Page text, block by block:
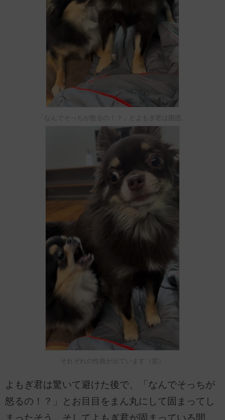
「なんでそっちが怒るの！？」とよもぎ君は困惑…
それぞれの性格が出ています（笑）
よもぎ君は驚いて避けた後で、「なんでそっちが
怒るの！？」とお目目をまん丸にして固まってし
まったそう。そしてよもぎ君が固まっている間